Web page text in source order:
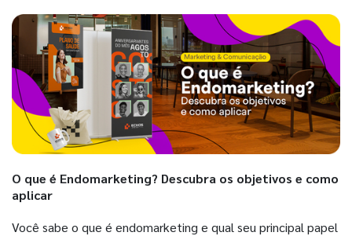
O que é Endomarketing? Descubra os objetivos e como
aplicar
Você sabe o que é endomarketing e qual seu principal papel